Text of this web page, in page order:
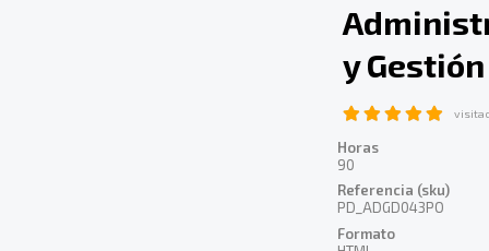
y Gestión
Horas
90
Referencia (sku)
PD_ADGD043PO
Formato